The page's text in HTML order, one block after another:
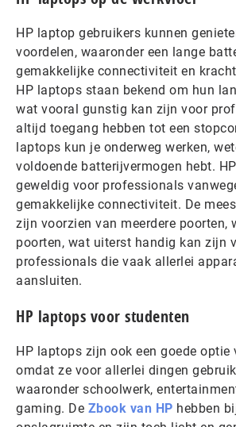
HP laptop gebruikers kunnen
voordelen, waaronder een lange
gemakkelijke connectiviteit en
HP laptops staan bekend om hun
wat vooral gunstig kan zijn voor
altijd toegang hebben tot een
laptops kun je onderweg werken,
voldoende batterijvermogen hebt.
geweldig voor professionals
gemakkelijke connectiviteit. De
zijn voorzien van meerdere poorten,
poorten, wat uiterst handig kan zijn
professionals die vaak allerlei
aansluiten.
HP laptops voor studenten
HP laptops zijn ook een goede optie
omdat ze voor allerlei dingen
waaronder schoolwerk,
gaming. De Zbook van HP hebben